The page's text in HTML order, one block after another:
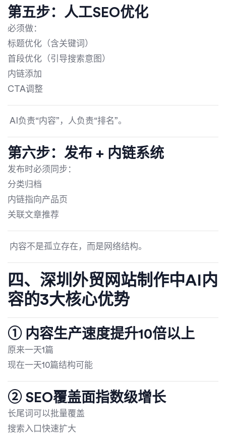
第五步：人工SEO优化
必须做：
标题优化（含关键词）
首段优化（引导搜索意图）
内链添加
CTA调整
AI负责“内容”，人负责“排名”。
第六步：发布 + 内链系统
发布时必须同步：
分类归档
内链指向产品页
关联文章推荐
内容不是孤立存在，而是网络结构。
四、 深圳外贸网站制作中AI内
容的3大核心优势
① 内容生产速度提升10倍以上
原来一天1篇
现在一天10篇结构可能
② SEO覆盖面指数级增长
长尾词可以批量覆盖
搜索入口快速扩大